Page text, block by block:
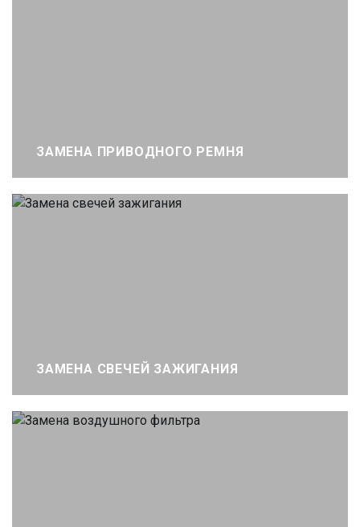
ЗАМЕНА ПРИВОДНОГО РЕМНЯ
ЗАМЕНА СВЕЧЕЙ ЗАЖИГАНИЯ